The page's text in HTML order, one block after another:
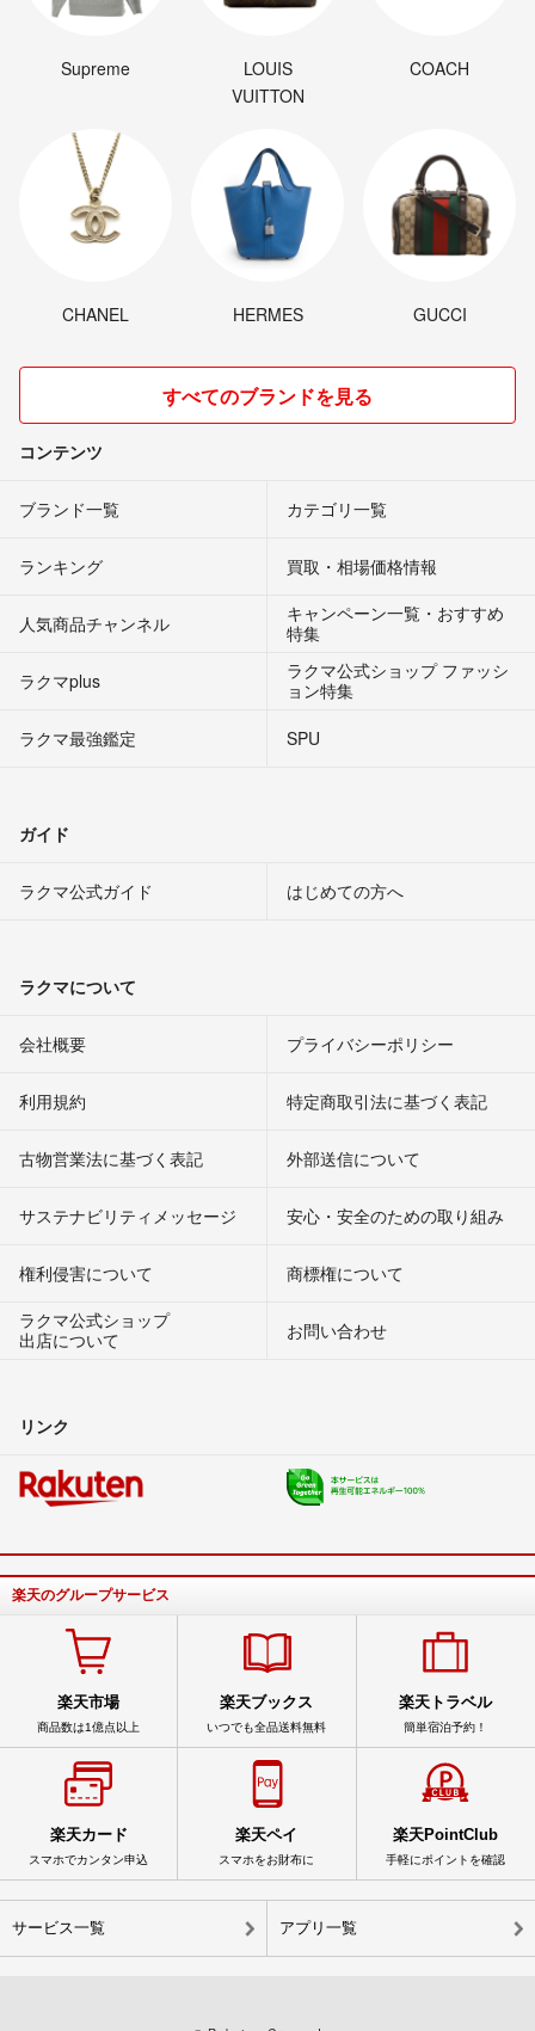
Supreme
LOUIS
VUITTON
COACH
CHANEL HERMES GUCCI
すべてのブランドを見る
コンテンツ
ブランド一覧 カテゴリ一覧
ランキング 買取・相場価格情報
人気商品チャンネル
キャンペーン一覧・おすすめ
特集
ラクマplus
ラクマ公式ショップ ファッシ
ョン特集
ラクマ最強鑑定
SPU
ガイド
ラクマ公式ガイド はじめての方へ
ラクマについて
会社概要 プライバシーポリシー
利用規約 特定商取引法に基づく表記
古物営業法に基づく表記 外部送信について
サステナビリティメッセージ 安心・安全のための取り組み
権利侵害について
商標権について
ラクマ公式ショップ
出店について
お問い合わせ
リンク
楽天のグループサービス
楽天市場
商品数は1億点以上
楽天ブックス
いつでも全品送料無料
楽天トラベル
簡単宿泊予約！
楽天カード
スマホでカンタン申込
楽天ペイ
スマホをお財布に
楽天PointClub
手軽にポイントを確認
サービス一覧 アプリ一覧